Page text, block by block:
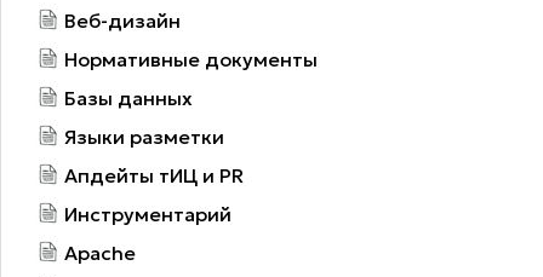
Веб-дизайн
Нормативные документы
Базы данных
Языки разметки
Апдейты тИЦ и PR
Инструментарий
Apache